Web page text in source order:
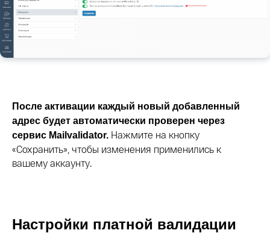
После активации каждый новый добавленный
адрес будет автоматически проверен через
сервис Mailvalidator. Нажмите на кнопку
«Сохранить», чтобы изменения применились к
вашему аккаунту.
Настройки платной валидации